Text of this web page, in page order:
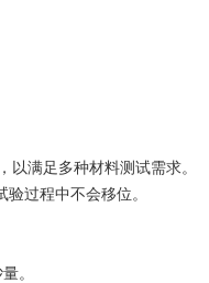
以满足多种材料测试需求。
过程中不会移位。
。